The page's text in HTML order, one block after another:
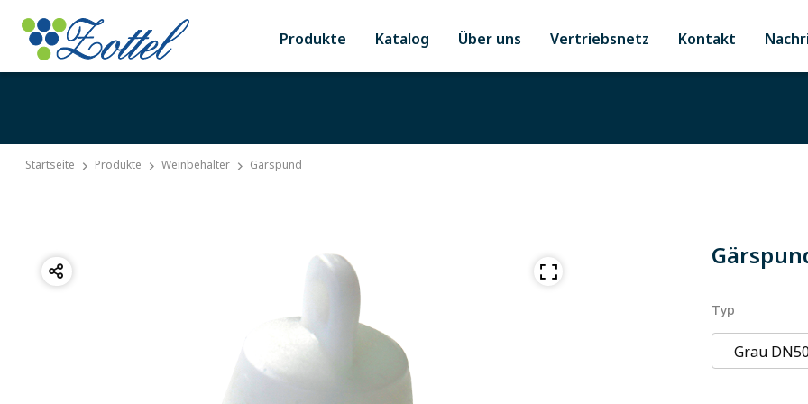
Produkte Katalog Über uns Vertriebsnetz Kontakt
Startseite Produkte Weinbehälter Gärspund
Typ
Grau